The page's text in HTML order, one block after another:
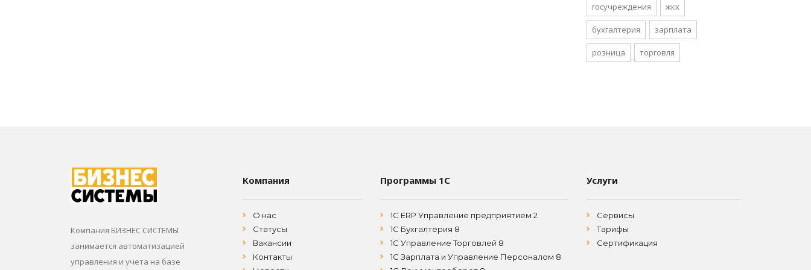
госучреждения жкх
бухгалтерия зарплата
розница торговля
Компания БИЗНЕС СИСТЕМЫ
занимается автоматизацией
управления и учета на базе
Компания
О нас
Статусы
Вакансии
Контакты
Программы 1С
1С ERP Управление предприятием 2
1С Бухгалтерия 8
1С Управление Торговлей 8
1С Зарплата и Управление Персоналом 8
Услуги
Сервисы
Тарифы
Сертификация